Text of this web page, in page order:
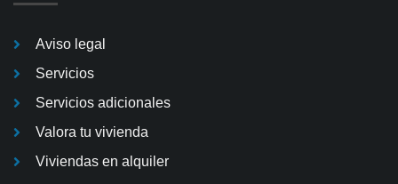
Aviso legal
Servicios
Servicios adicionales
Valora tu vivienda
Viviendas en alquiler